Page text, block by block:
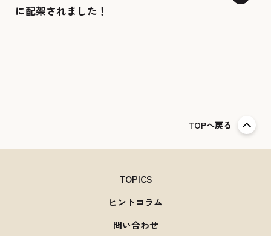
に配架されました！
TOPへ戻る
TOPICS
ヒントコラム
問い合わせ